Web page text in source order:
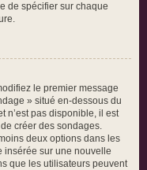
de spécifier sur chaque
le premier message
» situé en-dessous du
n’est pas disponible, il est
créer des sondages.
deux options dans les
insérée sur une nouvelle
que les utilisateurs peuvent